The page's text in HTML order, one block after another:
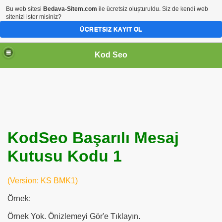
Kod Seo
KodSeo Başarılı Mesaj
Kutusu Kodu 1
(Version: KS BMK1)
Örnek:
Örnek Yok. Önizlemeyi Gör'e Tıklayın.
Bu web sitesi Bedava-Sitem.com ile ücretsiz oluşturuldu. Siz de kendi web
sitenizi ister misiniz?
ÜCRETSIZ KAYIT OL